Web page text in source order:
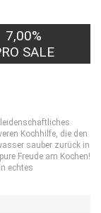
7,00%
SALE
Kochhilfe, die den
sauber zurück in
Freude am Kochen!
echtes